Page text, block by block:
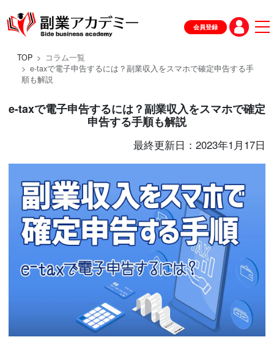
会員登録
TOP
コラム一覧
e-taxで電子申告するには？副業収入をスマホで確定申告する手
順も解説
e-taxで電子申告するには？副業収入をスマホで確定
申告する手順も解説
最終更新日：2023年1月17日